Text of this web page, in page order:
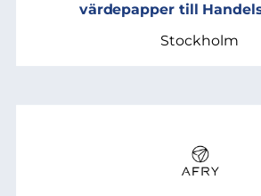
värdepapper till
Stockholm